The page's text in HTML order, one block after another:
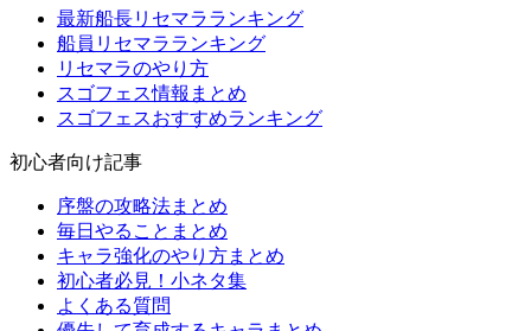
最新船長リセマラランキング
船員リセマラランキング
リセマラのやり方
スゴフェス情報まとめ
スゴフェスおすすめランキング
初心者向け記事
序盤の攻略法まとめ
毎日やることまとめ
キャラ強化のやり方まとめ
初心者必見！小ネタ集
よくある質問